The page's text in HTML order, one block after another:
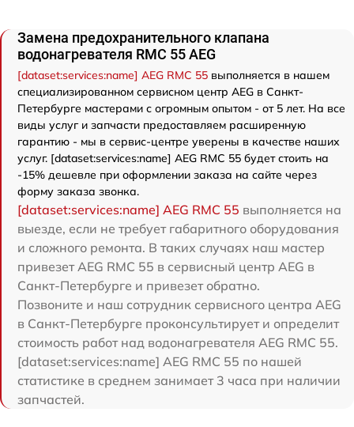
Замена предохранительного клапана
водонагревателя RMC 55 AEG
[dataset:services:name] AEG RMC 55 выполняется в нашем
специализированном сервисном центр AEG в Санкт-
Петербурге мастерами с огромным опытом - от 5 лет. На все
виды услуг и запчасти предоставляем расширенную
гарантию - мы в сервис-центре уверены в качестве наших
услуг. [dataset:services:name] AEG RMC 55 будет стоить на
-15% дешевле при оформлении заказа на сайте через
форму заказа звонка.
[dataset:services:name] AEG RMC 55 выполняется на
выезде, если не требует габаритного оборудования
и сложного ремонта. В таких случаях наш мастер
привезет AEG RMC 55 в сервисный центр AEG в
Санкт-Петербурге и привезет обратно.
Позвоните и наш сотрудник сервисного центра AEG
в Санкт-Петербурге проконсультирует и определит
стоимость работ над водонагревателя AEG RMC 55.
[dataset:services:name] AEG RMC 55 по нашей
статистике в среднем занимает 3 часа при наличии
запчастей.